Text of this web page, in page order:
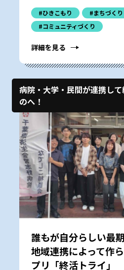
#ひきこもり
#まちづくり
#コミュニティづくり
詳細を見る
病院・大学・民間が連携し
のへ！
誰もが自分らしい最期
地域連携によって作
プリ「終活トライ」